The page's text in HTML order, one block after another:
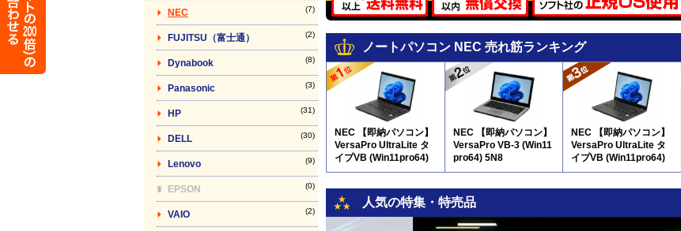
NEC (7)
FUJITSU（富士通） (2)
Dynabook (8)
Panasonic (3)
HP (31)
DELL (30)
Lenovo (9)
EPSON (0)
VAIO (2)
ノートパソコン NEC 売れ筋ランキング
NEC 【即納パソコン】
VersaPro UltraLite タ
イプVB (Win11pro64)
5N8
NEC 【即納パソコン】
VersaPro VB-3 (Win11
pro64) 5N8
NEC 【即納パソコン】
VersaPro UltraLite タ
イプVB (Win11pro64)
(SSD新品) 5N8(SSD新
人気の特集・特売品